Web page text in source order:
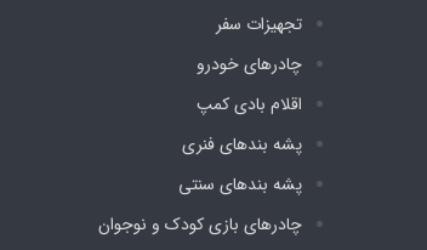
تجهیزات سفر
چادرهای خودرو
اقلام بادی کمپ
پشه‌ بندهای فنری
پشه‌ بندهای سنتی
چادرهای بازی کودک و نوجوان